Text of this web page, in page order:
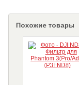
Похожие товары